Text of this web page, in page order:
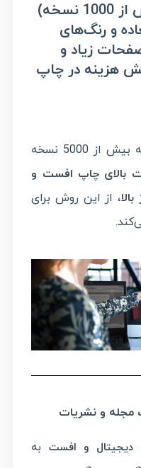
نسخه
)
و رنگ‌های
زیاد و
هزینه در چاپ
یک مجله مد و فشن که ماهانه بیش از 5000 نسخه
بالای چاپ افست و
، از این روش برای
مجله و نشریات
دیجیتال و افست به